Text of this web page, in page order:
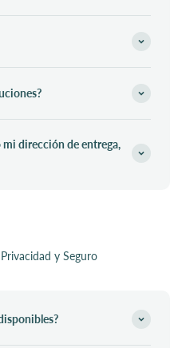
dirección de entrega,
y Seguro